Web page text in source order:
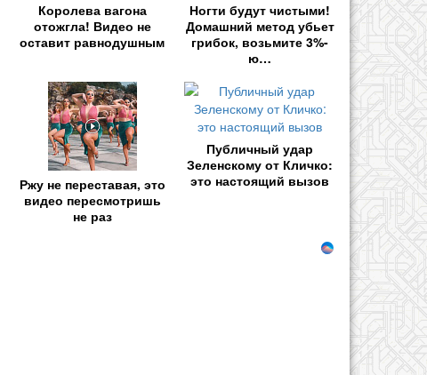
Королева вагона
отожгла! Видео не
оставит равнодушным
Ногти будут чистыми!
Домашний метод убьет
грибок, возьмите 3%-
ю…
Ржу не переставая, это
видео пересмотришь
не раз
Публичный удар
Зеленскому от Кличко:
это настоящий вызов